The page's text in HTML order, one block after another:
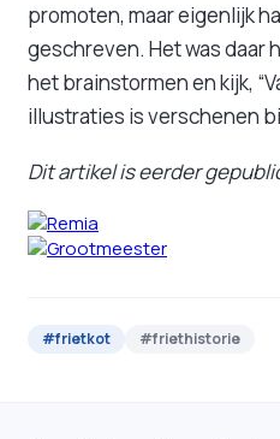
promoten, maar eigenlijk
geschreven. Het was daar
het brainstormen en kijk,
illustraties is verschenen
Dit artikel is eerder
#frietkot #friethistorie